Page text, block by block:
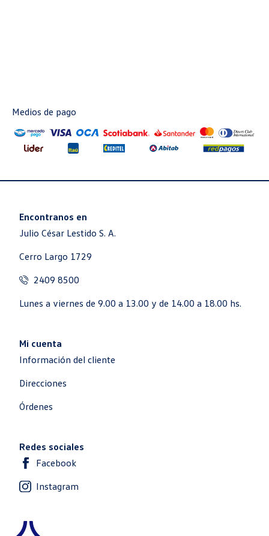
Medios de pago
Encontranos en
Julio César Lestido S. A.
Cerro Largo 1729
2409 8500
Lunes a viernes de 9.00 a 13.00 y de 14.00 a 18.00 hs.
Mi cuenta
Información del cliente
Direcciones
Órdenes
Redes sociales
Facebook
Instagram